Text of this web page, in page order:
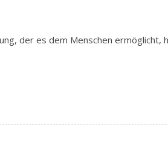
der es dem Menschen